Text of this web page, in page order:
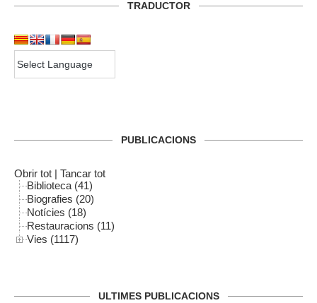
TRADUCTOR
PUBLICACIONS
Obrir tot | Tancar tot
Biblioteca (41)
Biografies (20)
Notícies (18)
Restauracions (11)
Vies (1117)
ULTIMES PUBLICACIONS